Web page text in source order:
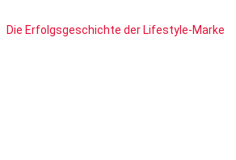
Die Erfolgsgeschichte der Lifestyle-Marke